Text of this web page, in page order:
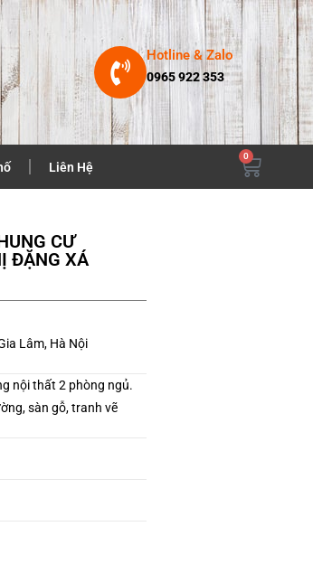
Hotline & Zalo
0965 922 353
Liên Hệ
0
CƯ
ĐẶNG XÁ
Lâm, Hà Nội
nội thất 2 phòng ngủ.
sàn gỗ, tranh vẽ